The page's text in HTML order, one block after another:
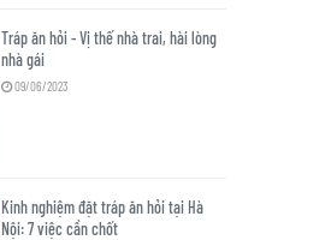
Tráp ăn hỏi - Vị thế nhà trai, hài lòng
nhà gái
09/06/2023
Kinh nghiệm đặt tráp ăn hỏi tại Hà
Nội: 7 việc cần chốt